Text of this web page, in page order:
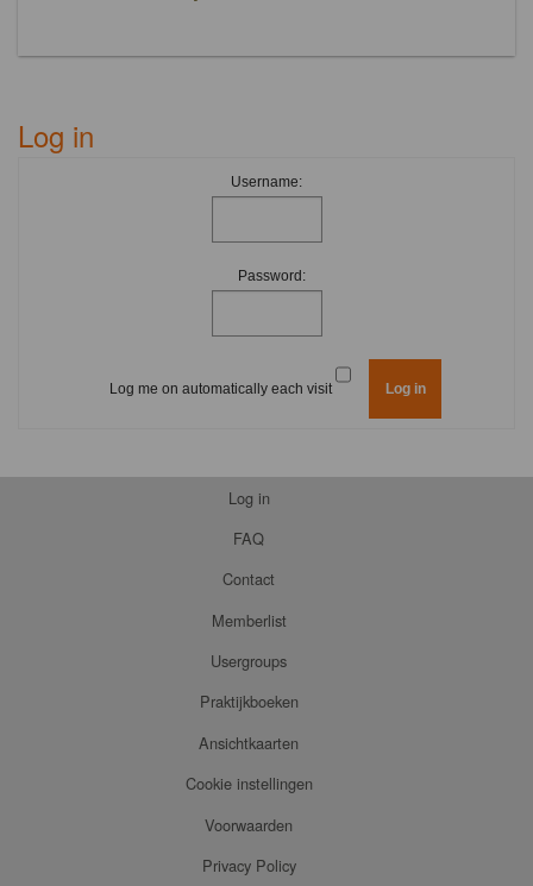
Log in
Username:
Password:
Log me on automatically each visit
Log in
FAQ
Contact
Memberlist
Usergroups
Praktijkboeken
Ansichtkaarten
Cookie instellingen
Voorwaarden
Privacy Policy